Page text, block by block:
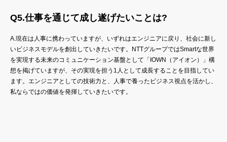
Q5.仕事を通じて成し遂げたいことは?
A.現在は人事に携わっていますが、いずれはエンジニアに戻り、社会に新し
いビジネスモデルを創出していきたいです。NTTグループではSmartな世界
を実現する未来のコミュニケーション基盤として「IOWN（アイオン）」構
想を掲げていますが、その実現を担う1人として成長することを目指してい
ます。エンジニアとしての技術力と、人事で養ったビジネス視点を活かし、
私ならではの価値を発揮していきたいです。